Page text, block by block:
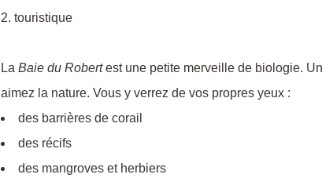
touristique
La Baie du Robertest une petite merveille de biologie.
aimez la nature. Vous y verrez de vos propres yeux :
des barrières de corail
des récifs
des mangroves et herbiers